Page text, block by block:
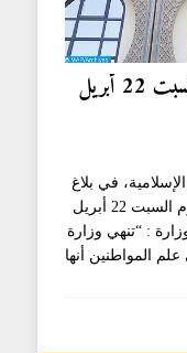
عيد الفطر المبارك بعد غد السبت 22 أبريل
في بلاغ
لها، أن عيد الفطر المبارك هو يوم السبت 22 أبريل
: “تنهي وزارة
المواطنين أنها